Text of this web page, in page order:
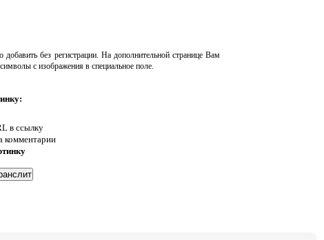
без регистрации. На дополнительной странице Вам
с изображения в специальное поле.
в ссылку
комментарии